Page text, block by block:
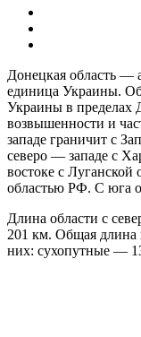
Донецкая область —
единица Украины.
Украины в пределах
возвышенности и
западе граничит с
северо — западе с
востоке с Луганской
областью РФ. С юга
Длина области с
201 км. Общая длина
них: сухопутные —